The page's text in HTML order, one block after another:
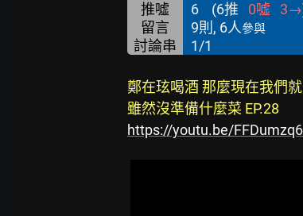
推噓 6 (6推 0噓 3→
留言
9則, 6人參與
討論串 1/1
鄭在玹喝酒 那麼現在我們
雖然沒準備什麼菜 EP.28
https://youtu.be/